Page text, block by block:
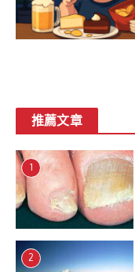
推薦文章
1
2